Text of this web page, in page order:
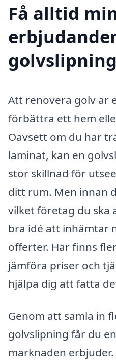
Få alltid
Att renovera golv är
förbättra ett hem
Oavsett om du har
laminat, kan en
stor skillnad för
ditt rum. Men innan
vilket företag du ska
bra idé att inhämtar
offerter. Här finns
jämföra priser och
hjälpa dig att fatta
Genom att samla in
golvslipning får du
marknaden